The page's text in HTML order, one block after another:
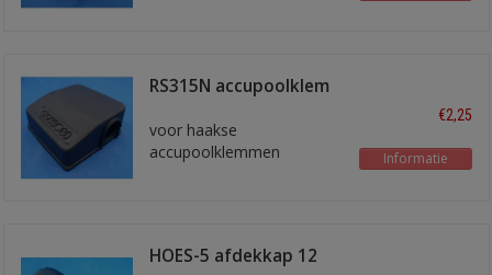
RS315N accupoolklem
voor haakse
accupoolklemmen
€2,25
Informatie
HOES-5 afdekkap 12